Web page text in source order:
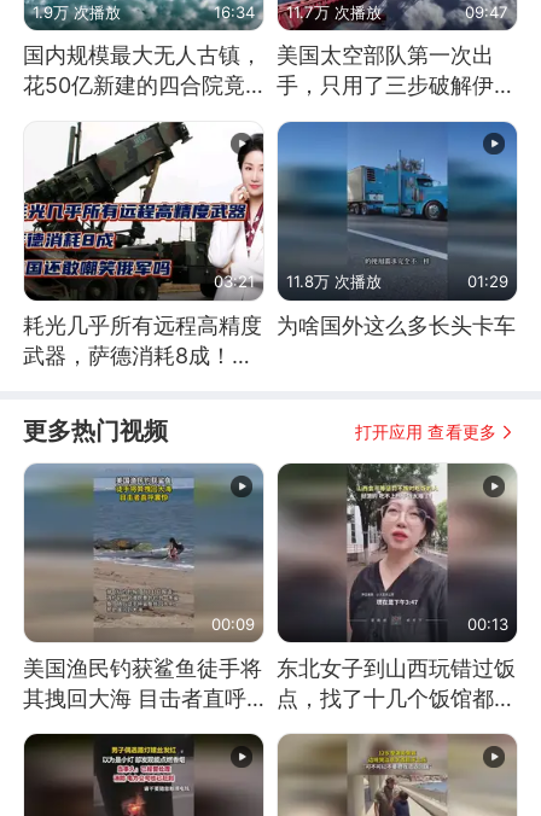
1.9万 次播放 16:34
国内规模最大无人古镇，
花50亿新建的四合院竟
11.7万 次播放 09:47
美国太空部队第一次出
手，只用了三步破解伊朗
03:21
耗光几乎所有远程高精度
武器，萨德消耗8成！美
11.8万 次播放 01:29
为啥国外这么多长头卡车
更多热门视频 打开应用 查看更多
00:09
美国渔民钓获鲨鱼徒手将
其拽回大海 目击者直呼
震惊 （视频来源：参考
消息）
00:13
东北女子到山西玩错过饭
点，找了十几个饭馆都没
开门：午休到几点